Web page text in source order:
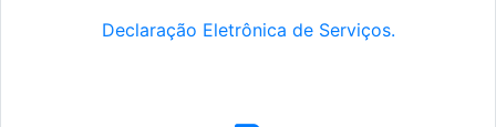
Declaração Eletrônica de Serviços.